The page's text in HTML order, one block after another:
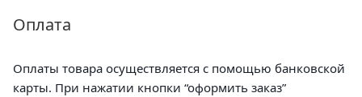
Оплата
Оплаты товара осуществляется с помощью банковской
карты. При нажатии кнопки “оформить заказ”